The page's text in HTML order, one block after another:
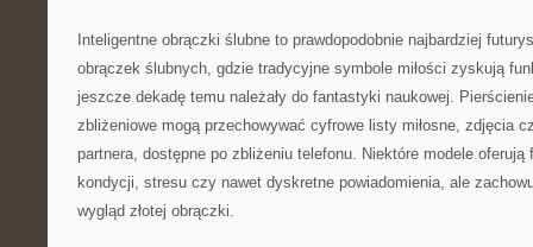
Inteligentne obrączki ślubne to prawdopodobnie najbardziej
obrączek ślubnych, gdzie tradycyjne symbole miłości zyskują
jeszcze dekadę temu należały do fantastyki naukowej.
zbliżeniowe mogą przechowywać cyfrowe listy miłosne, zdjęcia
partnera, dostępne po zbliżeniu telefonu. Niektóre modele oferują
kondycji, stresu czy nawet dyskretne powiadomienia, ale
wygląd złotej obrączki.